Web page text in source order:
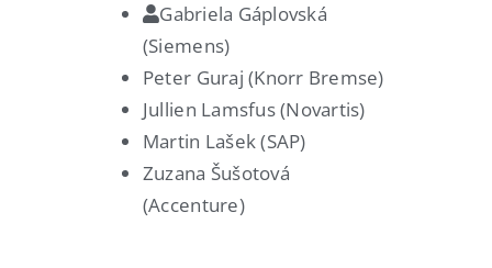
Gabriela Gáplovská
(Siemens)
Peter Guraj (Knorr Bremse)
Jullien Lamsfus (Novartis)
Martin Lašek (SAP)
Zuzana Šušotová
(Accenture)